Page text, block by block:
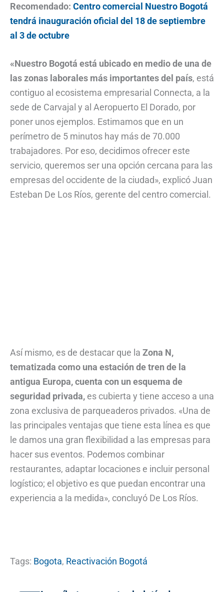
Recomendado: Centro comercial Nuestro Bogotá
tendrá inauguración oficial del 18 de septiembre
al 3 de octubre
«Nuestro Bogotá está ubicado en medio de una de
las zonas laborales más importantes del país, está
contiguo al ecosistema empresarial Connecta, a la
sede de Carvajal y al Aeropuerto El Dorado, por
poner unos ejemplos. Estimamos que en un
perímetro de 5 minutos hay más de 70.000
trabajadores. Por eso, decidimos ofrecer este
servicio, queremos ser una opción cercana para las
empresas del occidente de la ciudad», explicó Juan
Esteban De Los Ríos, gerente del centro comercial.
Así mismo, es de destacar que la Zona N,
tematizada como una estación de tren de la
antigua Europa, cuenta con un esquema de
seguridad privada, es cubierta y tiene acceso a una
zona exclusiva de parqueaderos privados. «Una de
las principales ventajas que tiene esta línea es que
le damos una gran flexibilidad a las empresas para
hacer sus eventos. Podemos combinar
restaurantes, adaptar locaciones e incluir personal
logístico; el objetivo es que puedan encontrar una
experiencia a la medida», concluyó De Los Ríos.
Tags: Bogota, Reactivación Bogotá